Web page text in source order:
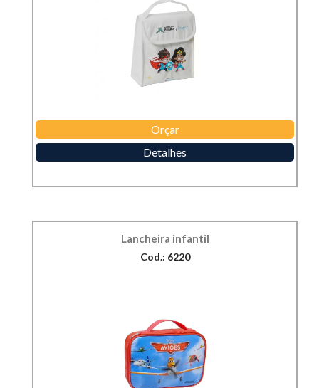
Orçar
Detalhes
Lancheira infantil
Cod.: 6220